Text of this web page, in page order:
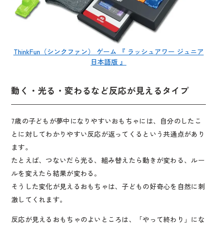
ThinkFun（シンクファン） ゲーム 『 ラッシュアワー ジュニア
日本語版 』
動く・光る・変わるなど反応が見えるタイプ
7歳の子どもが夢中になりやすいおもちゃには、自分のしたこ
とに対してわかりやすい反応が返ってくるという共通点があり
ます。
たとえば、つないだら光る、組み替えたら動きが変わる、ルー
ルを変えたら結果が変わる。
そうした変化が見えるおもちゃは、子どもの好奇心を自然に刺
激してくれます。
反応が見えるおもちゃのよいところは、「やって終わり」にな